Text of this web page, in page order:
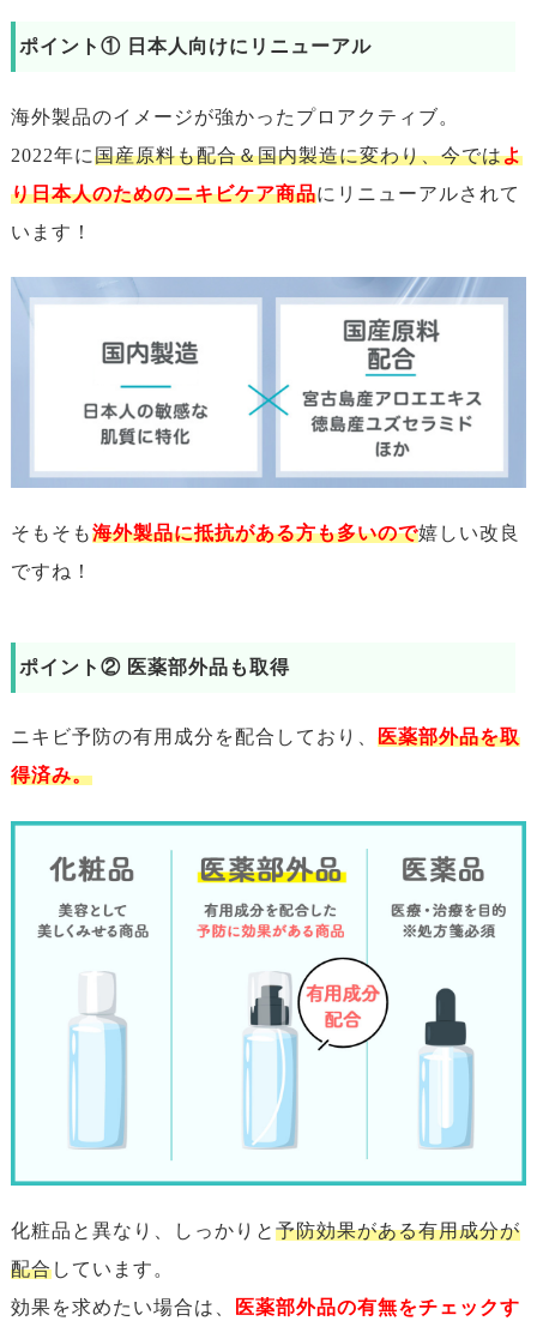
ポイント① 日本人向けにリニューアル
海外製品のイメージが強かったプロアクティブ。
2022年に国産原料も配合＆国内製造に変わり、今ではよ
り日本人のためのニキビケア商品にリニューアルされて
います！
そもそも海外製品に抵抗がある方も多いので嬉しい改良
ですね！
ポイント② 医薬部外品も取得
ニキビ予防の有用成分を配合しており、 医薬部外品を取
得済み。
化粧品と異なり、しっかりと 予防効果がある有用成分が
配合しています。
効果を求めたい場合は、
医薬部外品の有無をチェックす